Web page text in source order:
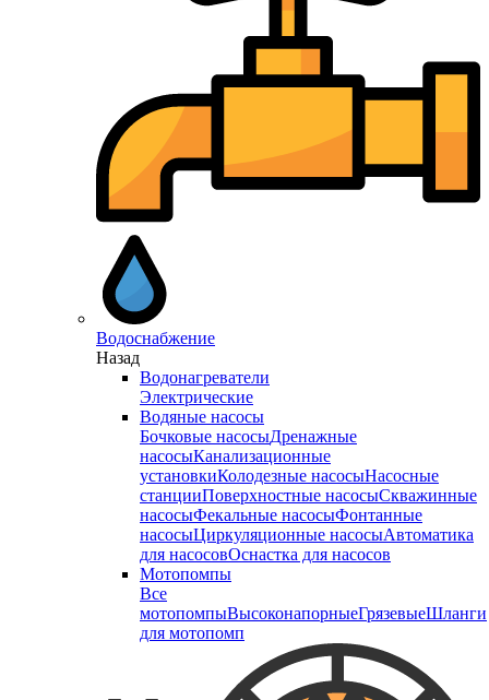
Водоснабжение
Назад
Водонагреватели
Электрические
Водяные насосы
Бочковые насосыДренажные
насосыКанализационные
установкиКолодезные насосыНасосные
станцииПоверхностные насосыСкважинные
насосыФекальные насосыФонтанные
насосыЦиркуляционные насосыАвтоматика
для насосовОснастка для насосов
Мотопомпы
Все
мотопомпыВысоконапорныеГрязевыеШланги
для мотопомп